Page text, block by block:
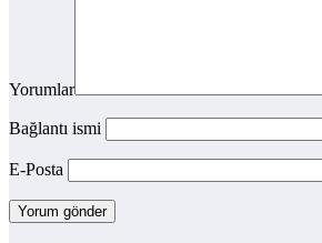
Yorumlar
Bağlantı ismi
E-Posta